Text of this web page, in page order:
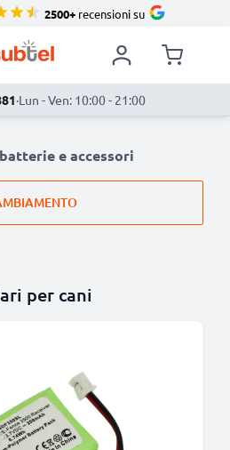
2500+recensioni su
·Lun - Ven: 10:00 - 21:00
e accessori
per cani